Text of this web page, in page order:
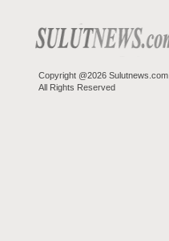
Copyright @2026 Sulutnews.com
All Rights Reserved